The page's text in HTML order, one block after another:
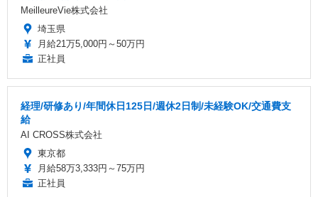
MeilleureVie株式会社
埼玉県
月給21万5,000円～50万円
正社員
経理/研修あり/年間休日125日/週休2日制/未経験OK/交通費支
給
AI CROSS株式会社
東京都
月給58万3,333円～75万円
正社員